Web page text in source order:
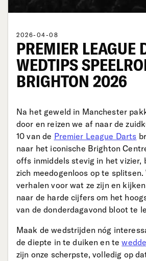
2026-04-08
PREMIER LEAGUE
WEDTIPS
BRIGHTON 2026
Na het geweld in Manchester
door en reizen we af naar de
10 van de Premier League Darts
naar het iconische Brighton
offs inmiddels stevig in het vizier,
zich meedogenloos op te splitsen.
verhalen voor wat ze zijn en
naar de harde cijfers om het
van de donderdagavond bloot te
Maak de wedstrijden nóg
de diepte in te duiken en te
zijn onze scherpste, volledig op